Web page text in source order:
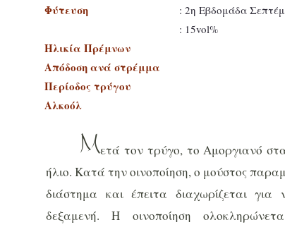
Φύτευση
Ηλικία Πρέμνων
Απόδοση ανά στρέμμα
Περίοδος τρύγου
Αλκοόλ
: 2η Εβδομάδα
: 15vol%
Μετά τον τρύγο, το Αμοργιανό
ήλιο. Κατά την οινοποίηση, ο μούστος
διάστημα και έπειτα διαχωρίζεται
δεξαμενή. Η οινοποίηση